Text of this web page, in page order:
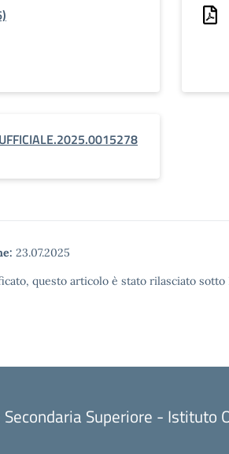
23.07.2025
questo articolo è stato rilasciato
Superiore - Istituto